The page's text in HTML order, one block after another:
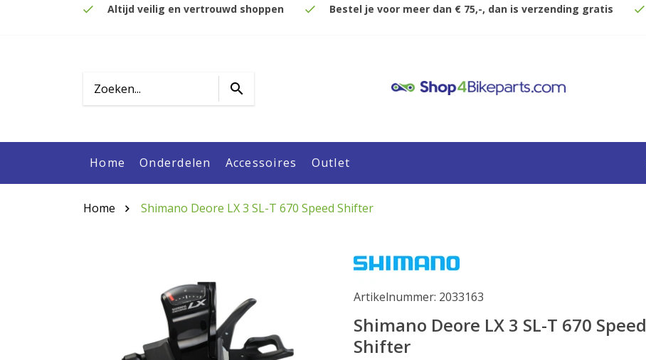
Altijd veilig en vertrouwd shoppen Bestel je voor meer dan € 75,-, dan is verzending gratis
Home Onderdelen Accessoires Outlet
Home Shimano Deore LX 3 SL-T 670 Speed Shifter
Artikelnummer: 2033163
Shimano Deore LX 3 SL-T 670 Speed
Shifter